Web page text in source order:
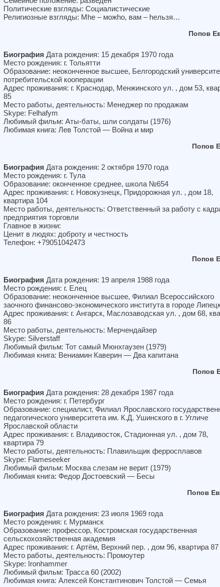
Политические взгляды: Социалистические
Религиозные взгляды: Мhе – можhо, вам – hельзя…
Попов
Биография Дата рождения: 15 декабря 1970 года
Место рождения: г. Тольятти
Образование: неоконченное высшее, Белгородский
потребительской кооперации
Адрес проживания: г. Краснодар, Менжинского ул. , дом 53,
85
Место работы, деятельность: Менеджер по продажам
Skype: Felhafym
Любимый фильм: Аты-баты, шли солдаты (1976)
Любимая книга: Лев Толстой — Война и мир
Попов
Биография Дата рождения: 2 октября 1970 года
Место рождения: г. Тула
Образование: оконченное среднее, школа №654
Адрес проживания: г. Новокузнецк, Придорожная ул. , дом 18,
квартира 104
Место работы, деятельность: Ответственный за работу с
предприятия торговли
Главное в жизни:
Ценит в людях: доброту и честность
Телефон: +79051042473
Попов
Биография Дата рождения: 19 апреля 1988 года
Место рождения: г. Елец
Образование: неоконченное высшее, Филиал Всероссийского
заочного финансово-экономического института в городе
Адрес проживания: г. Ангарск, Маслозаводская ул. , дом 68,
86
Место работы, деятельность: Мерчендайзер
Skype: Silverstaff
Любимый фильм: Тот самый Мюнхгаузен (1979)
Любимая книга: Вениамин Каверин — Два капитана
Попов
Биография Дата рождения: 28 декабря 1987 года
Место рождения: г. Петербург
Образование: специалист, Филиал Ярославского
педагогического университета им. К.Д. Ушинского в г. Угличе
Ярославской области
Адрес проживания: г. Владивосток, Стадионная ул. , дом 78,
квартира 79
Место работы, деятельность: Плавильщик ферросплавов
Skype: Flameseeker
Любимый фильм: Москва слезам не верит (1979)
Любимая книга: Федор Достоевский — Бесы
Попов
Биография Дата рождения: 23 июля 1969 года
Место рождения: г. Мурманск
Образование: профессор, Костромская государственная
сельскохозяйственная академия
Адрес проживания: г. Артём, Верхний пер. , дом 96, квартира 87
Место работы, деятельность: Промоутер
Skype: Ironhammer
Любимый фильм: Трасса 60 (2002)
Любимая книга: Алексей Константинович Толстой — Семья